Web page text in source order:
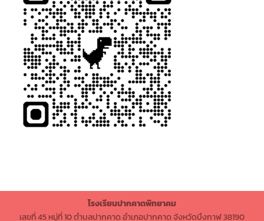
โรงเรียนปากคาดพิทยาคม
เลขที่ 45 หมู่ที่ 10 ตำบลปากคาด อำเภอปากคาด จังหวัดบึงกาฬ 38190